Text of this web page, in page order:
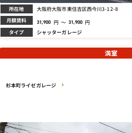
所在地 大阪府大阪市東住吉区西今川3-12-8
月額賃料 31,900 円 ～ 31,900 円
タイプ シャッターガレージ
杉本町ライゼガレージ
満室